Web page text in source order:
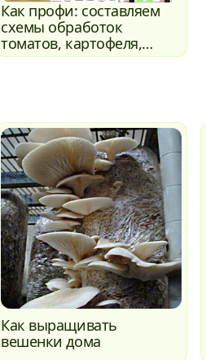
Как профи: составляем
схемы обработок
томатов, картофеля,
огурцов самостоятельно
Как выращивать
вешенки дома